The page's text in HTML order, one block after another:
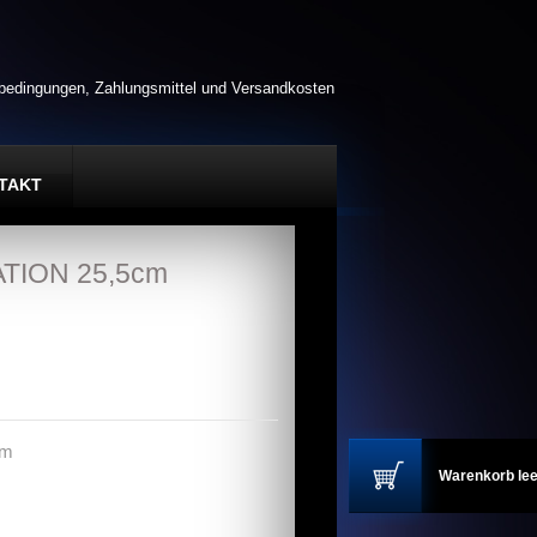
Warenkorb
Zahlungsmittel und Versandkosten
25,5cm